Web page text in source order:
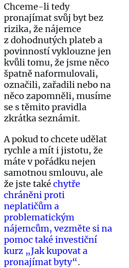
Chceme-li tedy
pronajímat svůj byt bez
rizika, že nájemce
z dohodnutých plateb a
povinností vyklouzne jen
kvůli tomu, že jsme něco
špatně naformulovali,
označili, zařadili nebo na
něco zapomněli, musíme
se s těmito pravidla
zkrátka seznámit.
A pokud to chcete udělat
rychle a mít i jistotu, že
máte v pořádku nejen
samotnou smlouvu, ale
že jste také chytře
chráněni proti
neplatičům a
problematickým
nájemcům, vezměte si na
pomoc také investiční
kurz „Jak kupovat a
pronajímat byty“.